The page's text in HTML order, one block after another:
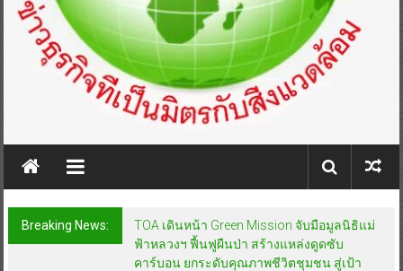
Breaking News:
TOA เดินหน้า Green Mission จับมือมูลนิธิแม่
ฟ้าหลวงฯ ฟื้นฟูผืนป่า สร้างแหล่งดูดซับ
คาร์บอน ยกระดับคุณภาพชีวิตชุมชน สู่เป้า